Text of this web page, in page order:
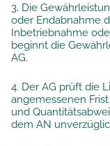
3. Die
oder Endabnahme
Inbetriebnahme
beginnt die
AG.
4. Der AG prüft die
angemessenen
und
dem AN